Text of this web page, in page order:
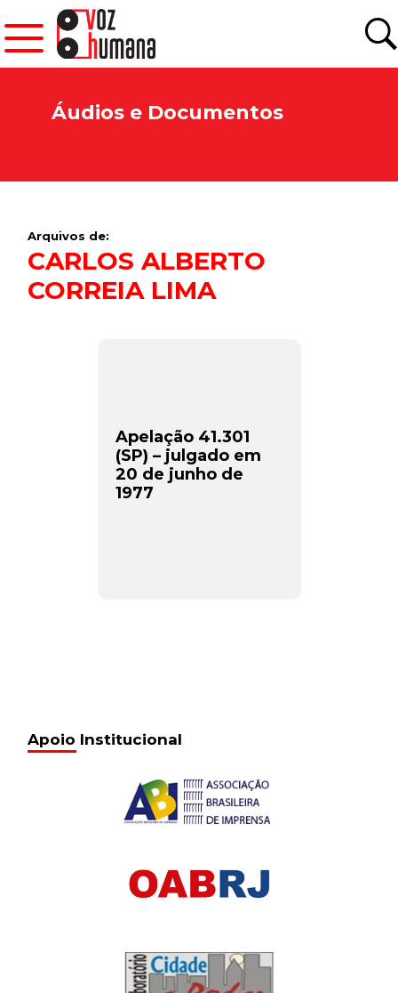
Áudios e Documentos
Arquivos de:
CARLOS ALBERTO
CORREIA LIMA
Apelação 41.301
(SP) – julgado em
20 de junho de
1977
Apoio Institucional